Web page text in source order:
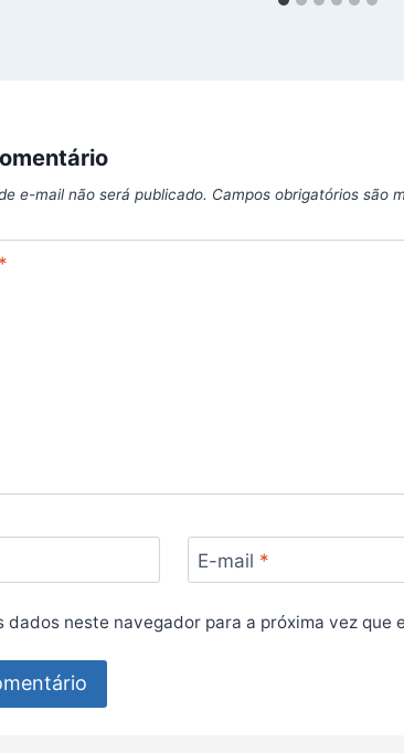
e-mail não será publicado. Campos obrigatórios são
*
E-mail *
dados neste navegador para a próxima vez que